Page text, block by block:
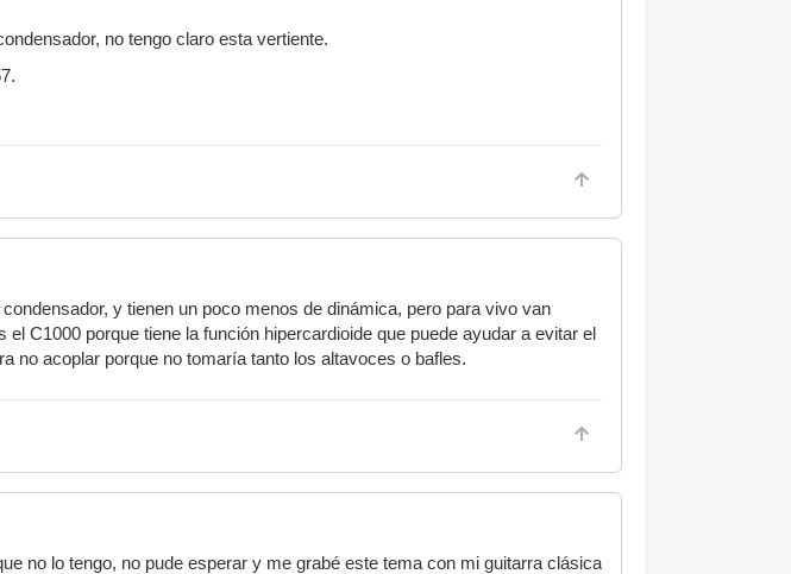
no tengo claro esta vertiente.
y tienen un poco menos de dinámica, pero para vivo van
C1000 porque tiene la función hipercardioide que puede ayudar a evitar el
no acoplar porque no tomaría tanto los altavoces o bafles.
no lo tengo, no pude esperar y me grabé este tema con mi guitarra clásica